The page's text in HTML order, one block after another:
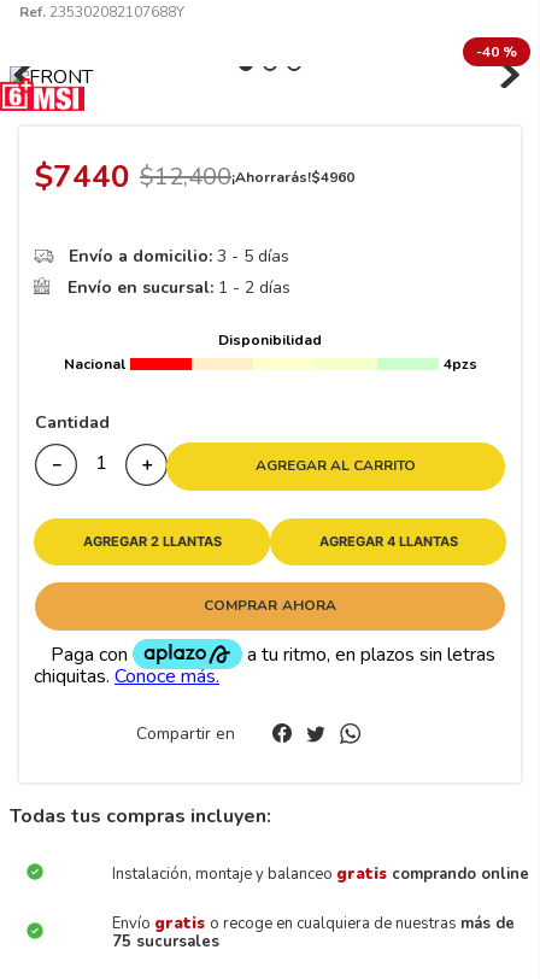
Ref. 235302082107688Y
-40 %
$7440 $12,400¡Ahorrarás!$4960
Envío a domicilio: 3 - 5 días
Envío en sucursal: 1 - 2 días
Disponibilidad
Nacional
4pzs
Cantidad
＋
－ AGREGAR AL CARRITO
AGREGAR 2 LLANTAS AGREGAR 4 LLANTAS
COMPRAR AHORA
Compartir en
Todas tus compras incluyen:
Instalación, montaje y balanceo gratis comprando online
Envío gratis o recoge en cualquiera de nuestras más de
75 sucursales
7 245